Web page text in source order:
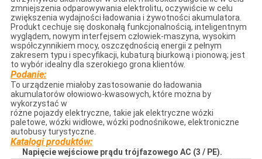
zmniejszenia odparowywania elektrolitu, oczywiście w celu
zwiększenia wydajności ładowania i żywotności akumulatora.
Produkt cechuje się doskonałą funkcjonalnością, inteligentnym
wyglądem, nowym interfejsem człowiek-maszyna, wysokim
współczynnikiem mocy, oszczędnością energii z pełnym
zakresem typu i specyfikacji, kubaturą biurkową i pionową; jest
to wybór idealny dla szerokiego grona klientów.
Podanie:
To urządzenie miałoby zastosowanie do ładowania
akumulatorów ołowiowo-kwasowych, które można by
wykorzystać w
różne pojazdy elektryczne, takie jak elektryczne wózki
paletowe, wózki widłowe, wózki podnośnikowe, elektroniczne
autobusy turystyczne.
Katalogi produktów:
Napięcie wejściowe prądu trójfazowego AC (3 / PE).